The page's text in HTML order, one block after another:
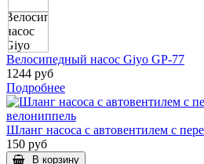
Велосипедный насос Giyo GP-77
1244 руб
Подробнее
Шланг насоса с автовентилем с
150 руб
В корзину